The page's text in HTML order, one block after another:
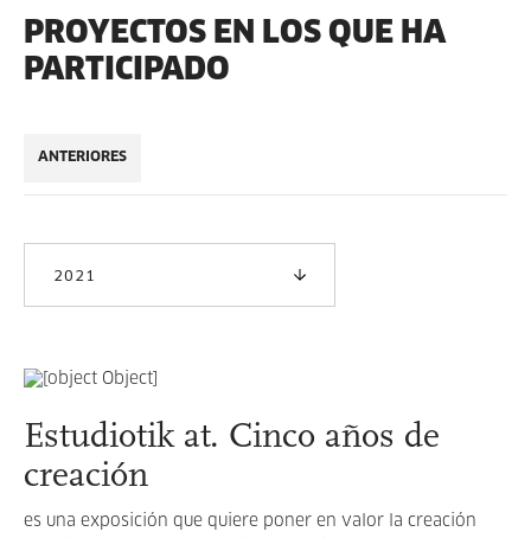
PROYECTOS EN LOS QUE HA
PARTICIPADO
ANTERIORES
2021
Estudiotik at. Cinco años de
creación
es una exposición que quiere poner en valor la creación